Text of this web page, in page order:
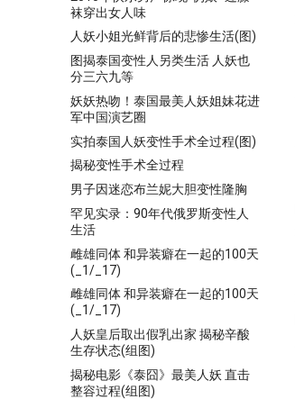
袜穿出女人味
人妖小姐光鲜背后的悲惨生活(图)
图揭泰国变性人另类生活 人妖也
分三六九等
妖妖热吻！泰国最美人妖姐妹花进
军中国演艺圈
实拍泰国人妖变性手术全过程(图)
揭秘变性手术全过程
男子因迷恋布兰妮大胆变性隆胸
罕见实录：90年代俄罗斯变性人
生活
雌雄同体 和异装癖在一起的100天
(_1/_17)
雌雄同体 和异装癖在一起的100天
(_1/_17)
人妖皇后取出假乳出家 揭秘辛酸
生存状态(组图)
揭秘电影《泰囧》最美人妖 直击
整容过程(组图)